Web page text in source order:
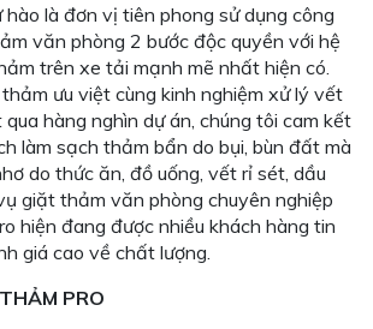
là đơn vị tiên phong sử dụng công
văn phòng 2 bước độc quyền với hệ
trên xe tải mạnh mẽ nhất hiện có.
ưu việt cùng kinh nghiệm xử lý vết
hàng nghìn dự án, chúng tôi cam kết
làm sạch thảm bẩn do bụi, bùn đất mà
do thức ăn, đồ uống, vết rỉ sét, dầu
giặt thảm văn phòng chuyên nghiệp
hiện đang được nhiều khách hàng tin
giá cao về chất lượng.
PRO